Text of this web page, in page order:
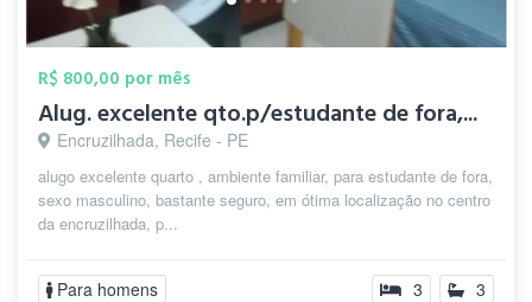
R$ 800,00 por mês
Alug. excelente qto.p/estudante de fora,...
Encruzilhada, Recife - PE
alugo excelente quarto , ambiente familiar, para estudante de fora,
sexo masculino, bastante seguro, em ótima localização no centro
da encruzilhada, p...
Para homens 3 3